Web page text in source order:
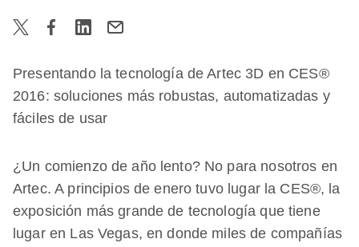
Presentando la tecnología de Artec 3D en CES®
2016: soluciones más robustas, automatizadas y
fáciles de usar
¿Un comienzo de año lento? No para nosotros en
Artec. A principios de enero tuvo lugar la CES®, la
exposición más grande de tecnología que tiene
lugar en Las Vegas, en donde miles de compañías